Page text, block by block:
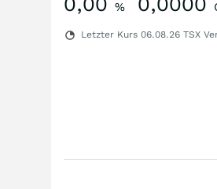
%
Letzter Kurs 06.08.26 TSX